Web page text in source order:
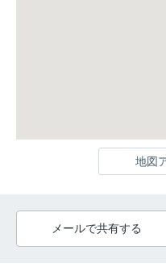
地図
メールで共有する